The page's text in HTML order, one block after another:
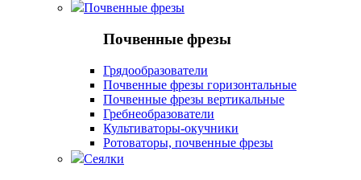
Почвенные фрезы
Почвенные фрезы
Грядообразователи
Почвенные фрезы горизонтальные
Почвенные фрезы вертикальные
Гребнеобразователи
Культиваторы-окучники
Ротоваторы, почвенные фрезы
Сеялки